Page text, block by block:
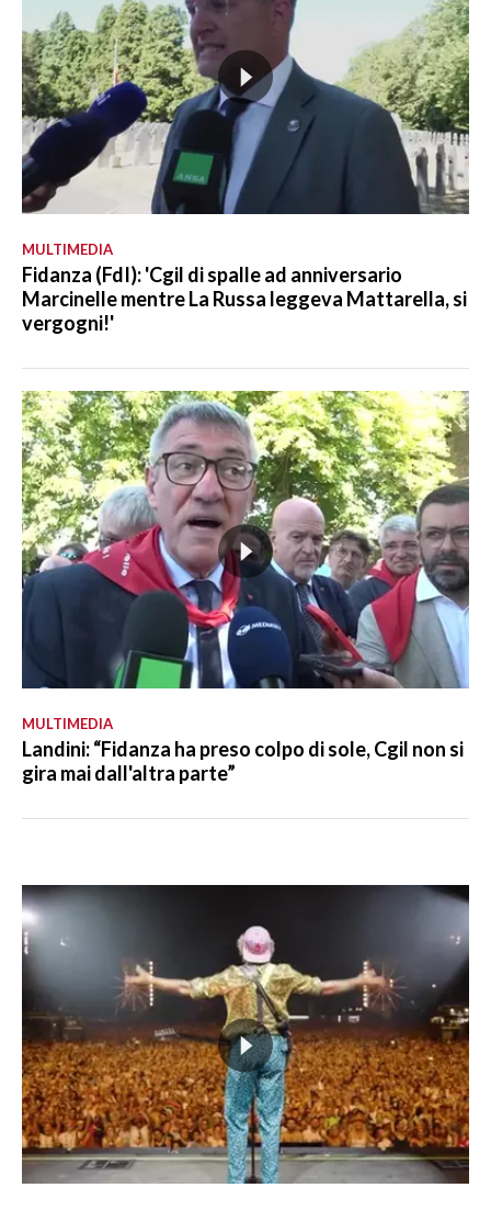
MULTIMEDIA
Fidanza (FdI): 'Cgil di spalle ad anniversario
Marcinelle mentre La Russa leggeva Mattarella, si
vergogni!'
MULTIMEDIA
Landini: “Fidanza ha preso colpo di sole, Cgil non si
gira mai dall'altra parte”